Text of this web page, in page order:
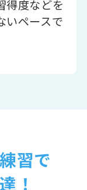
得度などを
いペースで
習で
！